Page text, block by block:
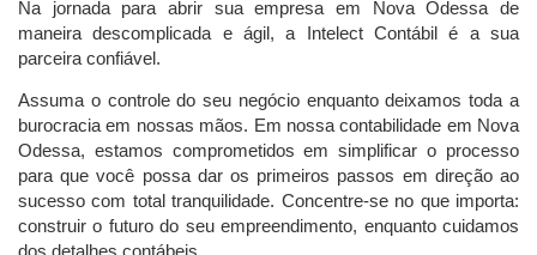
Na jornada para abrir sua empresa em Nova Odessa de
maneira descomplicada e ágil, a Intelect Contábil é a sua
parceira confiável.
Assuma o controle do seu negócio enquanto deixamos toda a
burocracia em nossas mãos. Em nossa contabilidade em Nova
Odessa, estamos comprometidos em simplificar o processo
para que você possa dar os primeiros passos em direção ao
sucesso com total tranquilidade. Concentre-se no que importa:
construir o futuro do seu empreendimento, enquanto cuidamos